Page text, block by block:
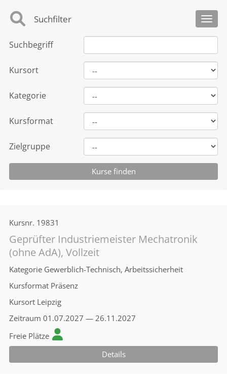
Suchfilter
Suchbegriff
Kursort
Kategorie
Kursformat
Zielgruppe
Kursnr. 19831
Geprüfter Industriemeister Mechatronik
(ohne AdA), Vollzeit
Kategorie Gewerblich-Technisch, Arbeitssicherheit
Kursformat Präsenz
Kursort Leipzig
Zeitraum 01.07.2027 — 26.11.2027
Freie Plätze
Details